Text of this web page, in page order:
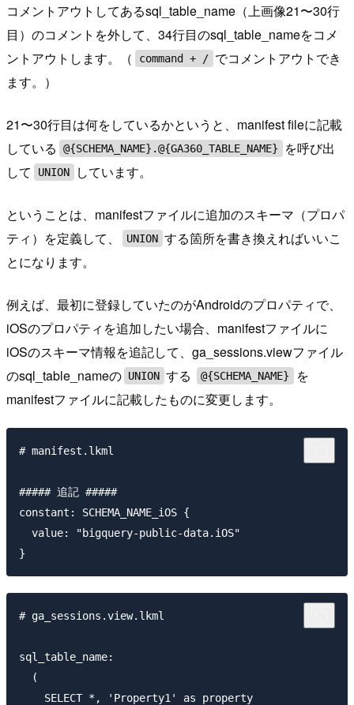
コメントアウトしてあるsql_table_name（上画像21〜30行
目）のコメントを外して、34行目のsql_table_nameをコメ
ントアウトします。（
command + / でコメントアウトでき
ます。）
21〜30行目は何をしているかというと、manifest fileに記載
している
@{SCHEMA_NAME}.@{GA360_TABLE_NAME}
を呼び出
して
UNION しています。
ということは、manifestファイルに追加のスキーマ（プロパ
ティ）を定義して、
UNION する箇所を書き換えればいいこ
とになります。
例えば、最初に登録していたのがAndroidのプロパティで、
iOSのプロパティを追加したい場合、manifestファイルに
iOSのスキーマ情報を追記して、ga_sessions.viewファイル
のsql_table_nameの UNION する @{SCHEMA_NAME}
を
manifestファイルに記載したものに変更します。
# manifest.lkml
##### 追記 #####
constant: SCHEMA_NAME_iOS {
  value: "bigquery-public-data.iOS"
# ga_sessions.view.lkml
sql_table_name:
  (
    SELECT *, 'Property1' as property